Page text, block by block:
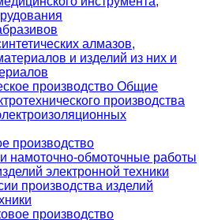
алмазов,
и изделий из них и
производство Общие
производства
производство
намоточно-обмоточные работы
электронной техники
производства изделий
производство